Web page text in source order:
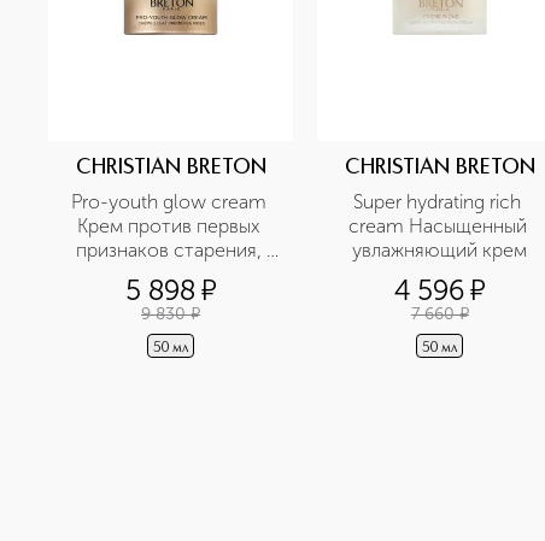
CHRISTIAN BRETON
Pro-youth glow cream
Крем против первых
признаков старения,
улучшающий цвет лица
5 898 ¤
9 830 ¤
50 мл
CHRISTIAN BRETON
Super hydrating rich
cream Насыщенный
увлажняющий крем
4 596¤
7 660 ¤
50 мл